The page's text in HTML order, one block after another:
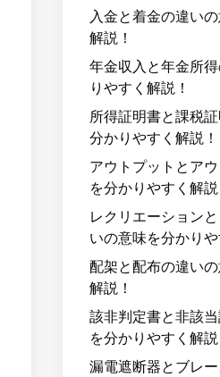
入金と着金の違い
解説！
年金収入と年金所
りやすく解説！
所得証明書と課税
分かりやすく解説！
アウトプットとア
を分かりやすく解説
レクリエーション
いの意味を分かりや
配架と配布の違い
解説！
該非判定書と非該
を分かりやすく解説
漏電遮断器とブレ